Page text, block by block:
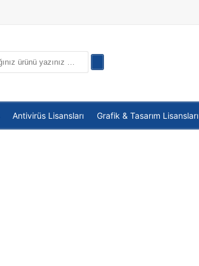
Antivirüs Lisansları Grafik & Tasarım Lisansları